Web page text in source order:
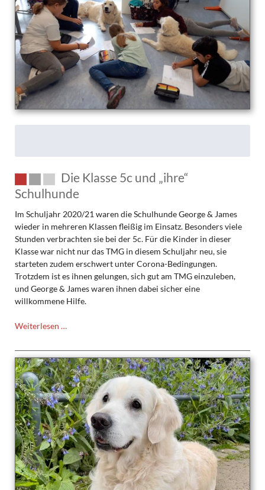
nur
die
Schulhunde!
Die Klasse 5c und „ihre“
Schulhunde
Im Schuljahr 2020/21 waren die Schulhunde George & James
wieder in mehreren Klassen fleißig im Einsatz. Besonders viele
Stunden verbrachten sie bei der 5c. Für die Kinder in dieser
Klasse war nicht nur das TMG in diesem Schuljahr neu, sie
starteten zudem erschwert unter Corona-Bedingungen.
Trotzdem ist es ihnen gelungen, sich gut am TMG einzuleben,
und George & James waren ihnen dabei sicher eine
willkommene Hilfe.
Weiterlesen …
5c
und
„ihre“
Schulhunde